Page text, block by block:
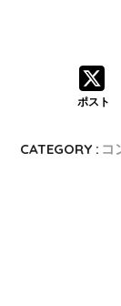
ポスト
CATEGORY : コ